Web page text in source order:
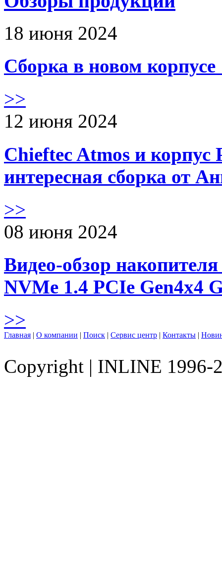
18 июня 2024
Сборка в новом
>>
12 июня 2024
Chieftec Atmos и корпус
интересная сборка от
>>
08 июня 2024
Видео-обзор
NVMe 1.4 PCIe Gen4х4
>>
Главная | О компании | Поиск | Сервис центр | Контакты |
Copyright | INLINE 1996-